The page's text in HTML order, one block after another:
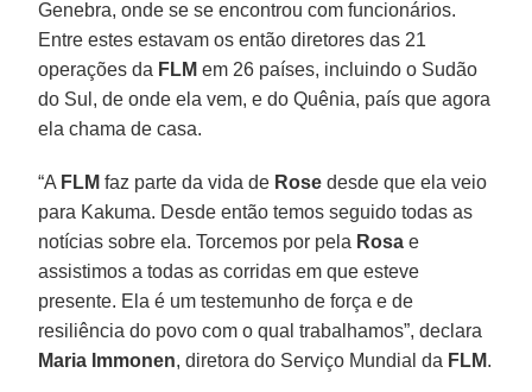
Genebra, onde se se encontrou com funcionários.
Entre estes estavam os então diretores das 21
operações da FLM em 26 países, incluindo o Sudão
do Sul, de onde ela vem, e do Quênia, país que agora
ela chama de casa.
“A FLM faz parte da vida de Rose desde que ela veio
para Kakuma. Desde então temos seguido todas as
notícias sobre ela. Torcemos por pela Rosa e
assistimos a todas as corridas em que esteve
presente. Ela é um testemunho de força e de
resiliência do povo com o qual trabalhamos”, declara
Maria Immonen, diretora do Serviço Mundial da FLM.